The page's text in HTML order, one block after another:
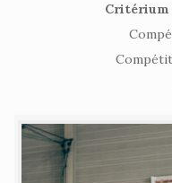
Critérium